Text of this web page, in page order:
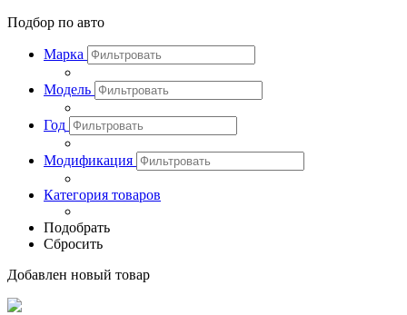
Подбор по авто
Марка
Модель
Год
Модификация
Категория товаров
Подобрать
Сбросить
Добавлен новый товар